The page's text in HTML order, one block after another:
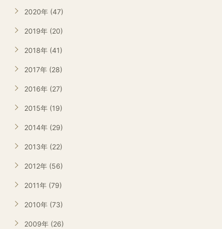
2020年 (47)
2019年 (20)
2018年 (41)
2017年 (28)
2016年 (27)
2015年 (19)
2014年 (29)
2013年 (22)
2012年 (56)
2011年 (79)
2010年 (73)
2009年 (26)